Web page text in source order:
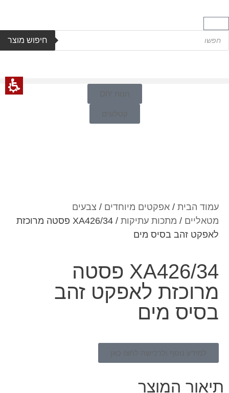
חיפוש מוצר
חנות DIY
קטלוגים
עמוד הבית / אפקטים מיוחדים / צבעים
מטאליים / מתכות עתיקות
/ XA426/34 פסטה מרוכזת
לאפקט זהב בסיס מים
XA426/34 פסטה
מרוכזת לאפקט זהב
בסיס מים
למידע נוסף ולרכישה לחצו כאן
תיאור המוצר